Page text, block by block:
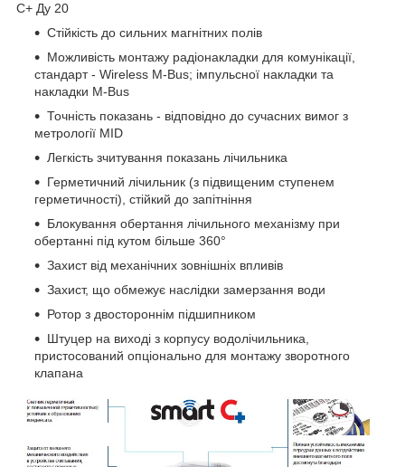
C+ Ду 20
Стійкість до сильних магнітних полів
Можливість монтажу радіонакладки для комунікації,
стандарт - Wireless M-Bus; імпульсної накладки та
накладки M-Bus
Точність показань - відповідно до сучасних вимог з
метрології MID
Легкість зчитування показань лічильника
Герметичний лічильник (з підвищеним ступенем
герметичності), стійкий до запітніння
Блокування обертання лічильного механізму при
обертанні під кутом більше 360°
Захист від механічних зовнішніх впливів
Захист, що обмежує наслідки замерзання води
Ротор з двостороннім підшипником
Штуцер на виході з корпусу водолічильника,
пристосований опціонально для монтажу зворотного
клапана